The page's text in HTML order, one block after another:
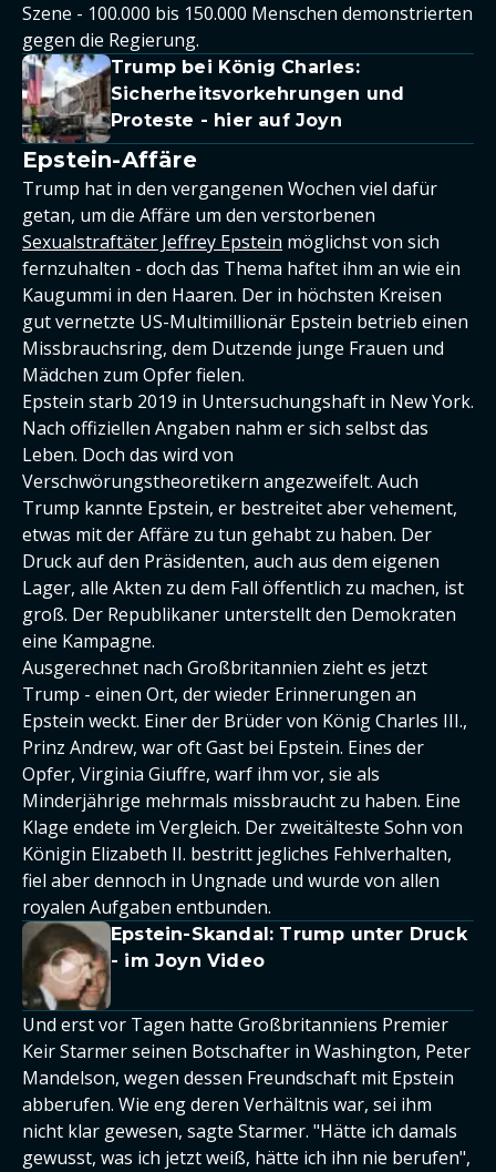
Szene - 100.000 bis 150.000 Menschen demonstrierten
gegen die Regierung.
Trump bei König Charles:
Sicherheitsvorkehrungen und
Proteste - hier auf Joyn
Epstein-Affäre
Trump hat in den vergangenen Wochen viel dafür
getan, um die Affäre um den verstorbenen
Sexualstraftäter Jeffrey Epstein möglichst von sich
fernzuhalten - doch das Thema haftet ihm an wie ein
Kaugummi in den Haaren. Der in höchsten Kreisen
gut vernetzte US-Multimillionär Epstein betrieb einen
Missbrauchsring, dem Dutzende junge Frauen und
Mädchen zum Opfer fielen.
Epstein starb 2019 in Untersuchungshaft in New York.
Nach offiziellen Angaben nahm er sich selbst das
Leben. Doch das wird von
Verschwörungstheoretikern angezweifelt. Auch
Trump kannte Epstein, er bestreitet aber vehement,
etwas mit der Affäre zu tun gehabt zu haben. Der
Druck auf den Präsidenten, auch aus dem eigenen
Lager, alle Akten zu dem Fall öffentlich zu machen, ist
groß. Der Republikaner unterstellt den Demokraten
eine Kampagne.
Ausgerechnet nach Großbritannien zieht es jetzt
Trump - einen Ort, der wieder Erinnerungen an
Epstein weckt. Einer der Brüder von König Charles III.,
Prinz Andrew, war oft Gast bei Epstein. Eines der
Opfer, Virginia Giuffre, warf ihm vor, sie als
Minderjährige mehrmals missbraucht zu haben. Eine
Klage endete im Vergleich. Der zweitälteste Sohn von
Königin Elizabeth II. bestritt jegliches Fehlverhalten,
fiel aber dennoch in Ungnade und wurde von allen
royalen Aufgaben entbunden.
Epstein-Skandal: Trump unter Druck
- im Joyn Video
Und erst vor Tagen hatte Großbritanniens Premier
Keir Starmer seinen Botschafter in Washington, Peter
Mandelson, wegen dessen Freundschaft mit Epstein
abberufen. Wie eng deren Verhältnis war, sei ihm
nicht klar gewesen, sagte Starmer. "Hätte ich damals
gewusst, was ich jetzt weiß, hätte ich ihn nie berufen",